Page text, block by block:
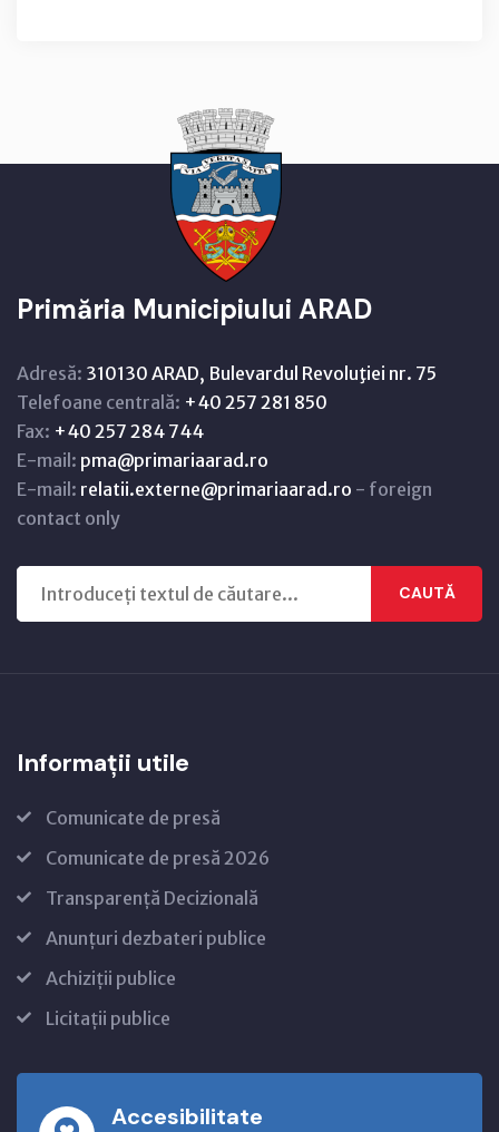
Primăria Municipiului ARAD
Adresă: 310130 ARAD, Bulevardul Revoluţiei nr. 75
Telefoane centrală: +40 257 281 850
Fax: +40 257 284 744
E-mail: pma@primariaarad.ro
E-mail: relatii.externe@primariaarad.ro - foreign
contact only
CAUTĂ
Informații utile
Comunicate de presă
Comunicate de presă 2026
Transparență Decizională
Anunțuri dezbateri publice
Achiziții publice
Licitații publice
Accesibilitate